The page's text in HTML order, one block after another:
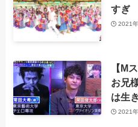
すぎ
2021
【M
お兄
は生
2021